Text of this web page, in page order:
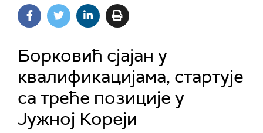
Борковић сјајан у
квалификацијама, стартује
са треће позиције у
Јужној Кореји